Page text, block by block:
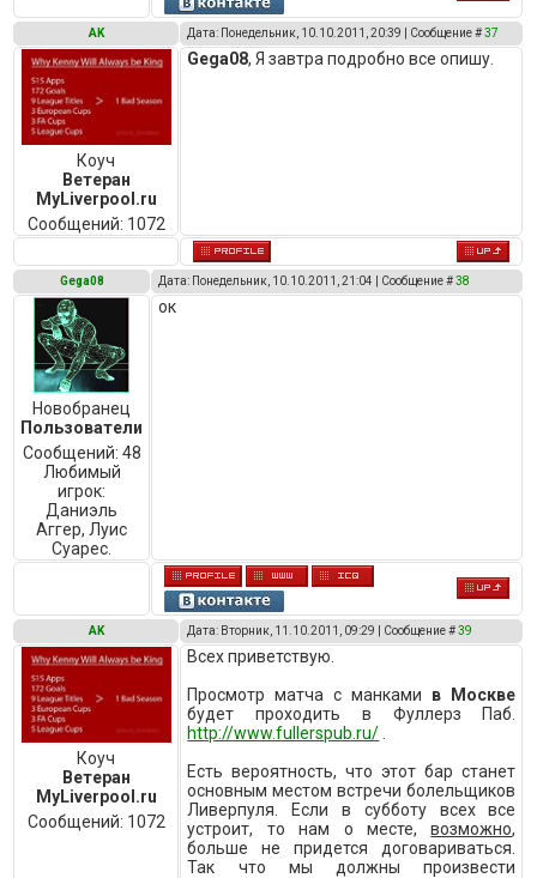
AK Дата: Понедельник, 10.10.2011, 20:39 | Сообщение #37
Коуч
Ветеран
MyLiverpool.ru
Сообщений: 1072
Gega08, Я завтра подробно все опишу.
Gega08 Дата: Понедельник, 10.10.2011, 21:04 | Сообщение #38
Новобранец
Пользователи
Сообщений: 48
Любимый
игрок:
Даниэль
Аггер, Луис
Суарес.
ок
AK Дата: Вторник, 11.10.2011, 09:29 | Сообщение #39
Коуч
Ветеран
MyLiverpool.ru
Сообщений: 1072
Всех приветствую.
Просмотр матча с манками в Москве
будет проходить в Фуллерз Паб.
http://www.fullerspub.ru/
Есть вероятность, что этот бар станет
основным местом встречи болельщиков
Ливерпуля. Если в субботу всех все
устроит, то нам о месте,возможно,
больше не придется договариваться.
Так что мы должны произвести